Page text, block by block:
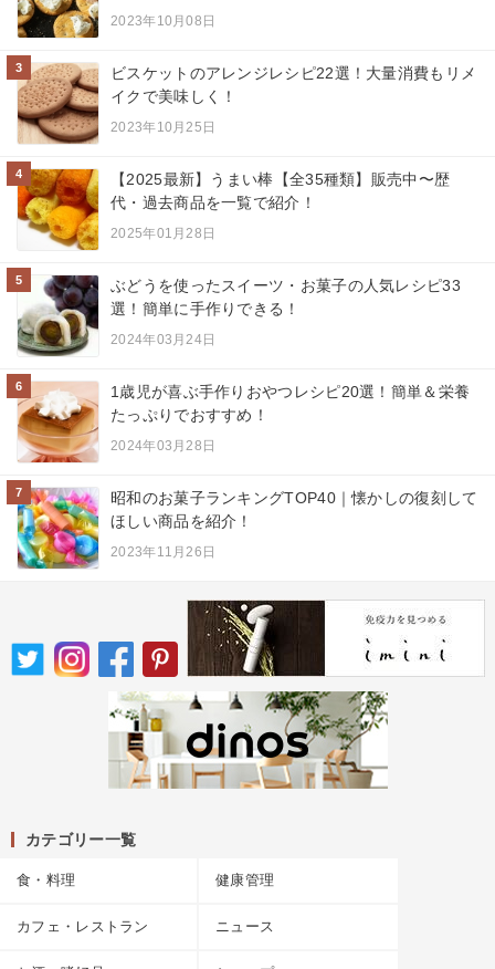
2023年10月08日
3
ビスケットのアレンジレシピ22選！大量消費もリメ
イクで美味しく！
2023年10月25日
4
【2025最新】うまい棒【全35種類】販売中〜歴
代・過去商品を一覧で紹介！
2025年01月28日
5
ぶどうを使ったスイーツ・お菓子の人気レシピ33
選！簡単に手作りできる！
2024年03月24日
6
1歳児が喜ぶ手作りおやつレシピ20選！簡単＆栄養
たっぷりでおすすめ！
2024年03月28日
7
昭和のお菓子ランキングTOP40｜懐かしの復刻して
ほしい商品を紹介！
2023年11月26日
カテゴリー一覧
食・料理 健康管理
カフェ・レストラン ニュース